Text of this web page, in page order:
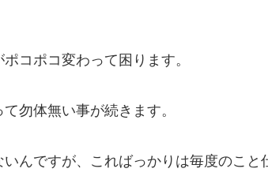
コポコ変わって困ります。
勿体無い事が続きます。
んですが、こればっかりは毎度のこと